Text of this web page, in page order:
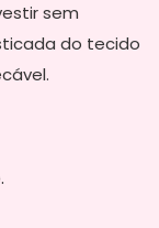
sem
do tecido